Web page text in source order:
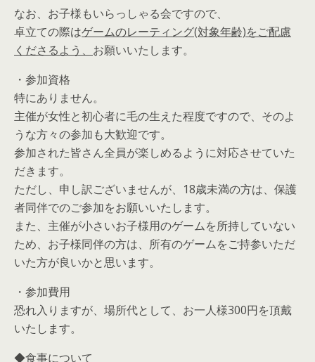
なお、お子様もいらっしゃる会ですので、
卓立ての際はゲームのレーティング(対象年齢)をご配慮
くださるよう、 お願いいたします。
・参加資格
特にありません。
主催が女性と初心者に毛の生えた程度ですので、そのよ
うな方々の参加も大歓迎です。
参加された皆さん全員が楽しめるように対応させていた
だきます。
ただし、申し訳ございませんが、18歳未満の方は、保護
者同伴でのご参加をお願いいたします。
また、主催が小さいお子様用のゲームを所持していない
ため、お子様同伴の方は、所有のゲームをご持参いただ
いた方が良いかと思います。
・参加費用
恐れ入りますが、場所代として、お一人様300円を頂戴
いたします。
◆食事について